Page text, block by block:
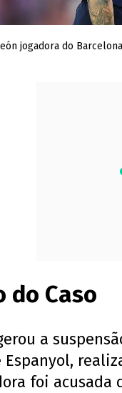
jogadora do
do Caso
a
Espanyol,
foi acusada